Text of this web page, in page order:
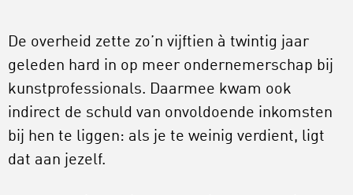
De overheid zette zo’n vijftien à twintig jaar
geleden hard in op meer ondernemerschap bij
kunstprofessionals. Daarmee kwam ook
indirect de schuld van onvoldoende inkomsten
bij hen te liggen: als je te weinig verdient, ligt
dat aan jezelf.